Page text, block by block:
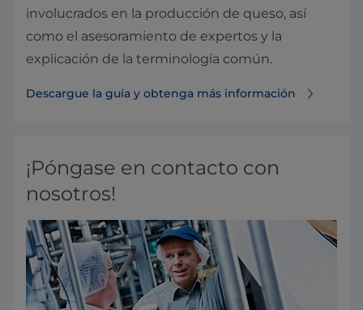
involucrados en la producción de queso, así
como el asesoramiento de expertos y la
explicación de la terminología común.
Descargue la guía y obtenga más información
¡Póngase en contacto con
nosotros!